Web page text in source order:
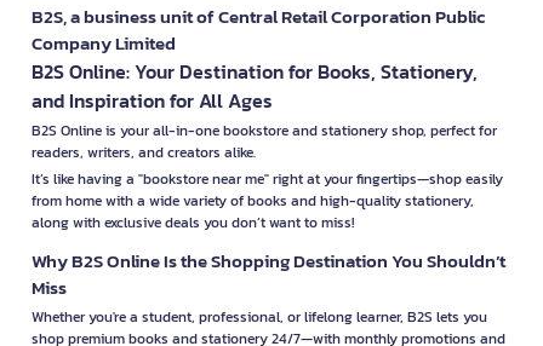
B2S, a business unit of Central Retail Corporation Public
Company Limited
B2S Online: Your Destination for Books, Stationery,
and Inspiration for All Ages
B2S Online is your all-in-one bookstore and stationery shop, perfect for
readers, writers, and creators alike.
It’s like having a "bookstore near me" right at your fingertips—shop easily
from home with a wide variety of books and high-quality stationery,
along with exclusive deals you don’t want to miss!
Why B2S Online Is the Shopping Destination You Shouldn’t
Miss
Whether you're a student, professional, or lifelong learner, B2S lets you
shop premium books and stationery 24/7—with monthly promotions and